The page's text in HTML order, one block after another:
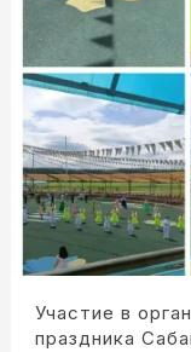
Участие в
праздника